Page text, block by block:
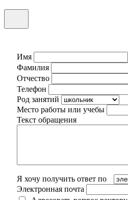
Имя
Фамилия
Отчество
Телефон
Род занятий
Место работы или учебы
Текст обращения
Я хочу получить ответ по
Электронная почта